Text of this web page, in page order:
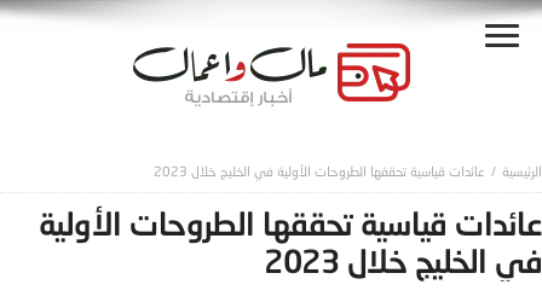
عائدات قياسية تحققها الطروحات الأولية في الخليج خلال 2023
عائدات قياسية تحققها الطروحات الأولية
في الخليج خلال 2023